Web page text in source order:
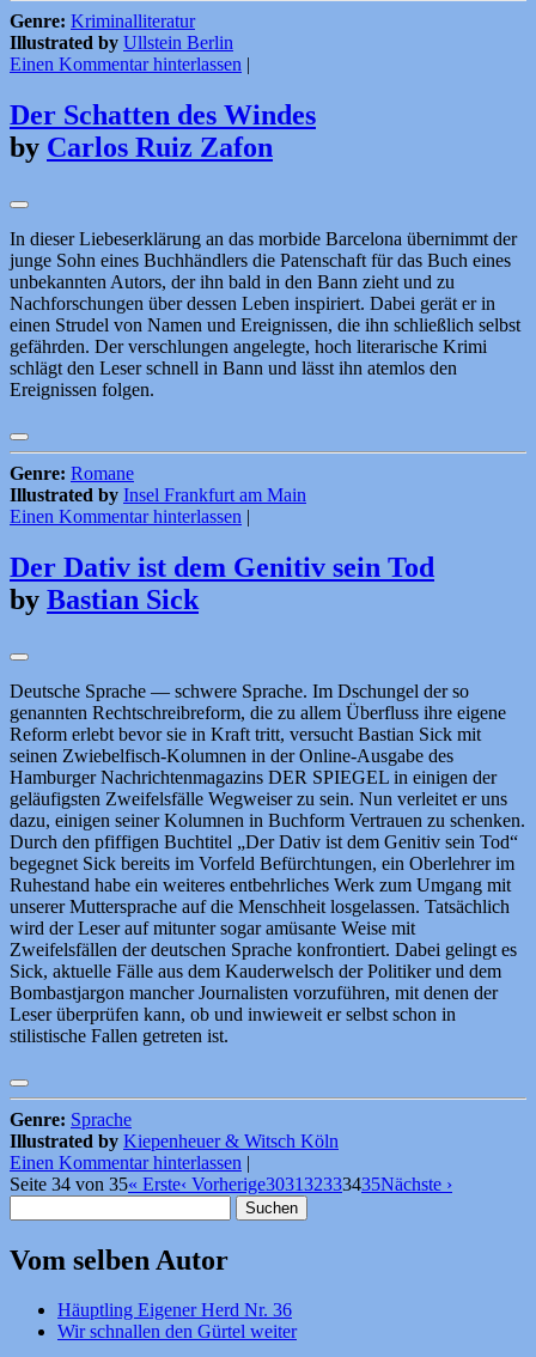
Genre: Kriminalliteratur
Illustrated by Ullstein Berlin
Einen Kommentar hinterlassen |
Der Schatten des Windes
by Carlos Ruiz Zafon
In dieser Liebeserklärung an das morbide Barcelona übernimmt der
junge Sohn eines Buchhändlers die Patenschaft für das Buch eines
unbekannten Autors, der ihn bald in den Bann zieht und zu
Nachforschungen über dessen Leben inspiriert. Dabei gerät er in
einen Strudel von Namen und Ereignissen, die ihn schließlich selbst
gefährden. Der verschlungen angelegte, hoch literarische Krimi
schlägt den Leser schnell in Bann und lässt ihn atemlos den
Ereignissen folgen.
Genre: Romane
Illustrated by Insel Frankfurt am Main
Einen Kommentar hinterlassen |
Der Dativ ist dem Genitiv sein Tod
by Bastian Sick
Deutsche Sprache — schwere Sprache. Im Dschungel der so
genannten Rechtschreibreform, die zu allem Überfluss ihre eigene
Reform erlebt bevor sie in Kraft tritt, versucht Bastian Sick mit
seinen Zwiebelfisch-Kolumnen in der Online-Ausgabe des
Hamburger Nachrichtenmagazins DER SPIEGEL in einigen der
geläufigsten Zweifelsfälle Wegweiser zu sein. Nun verleitet er uns
dazu, einigen seiner Kolumnen in Buchform Vertrauen zu schenken.
Durch den pfiffigen Buchtitel „Der Dativ ist dem Genitiv sein Tod“
begegnet Sick bereits im Vorfeld Befürchtungen, ein Oberlehrer im
Ruhestand habe ein weiteres entbehrliches Werk zum Umgang mit
unserer Muttersprache auf die Menschheit losgelassen. Tatsächlich
wird der Leser auf mitunter sogar amüsante Weise mit
Zweifelsfällen der deutschen Sprache konfrontiert. Dabei gelingt es
Sick, aktuelle Fälle aus dem Kauderwelsch der Politiker und dem
Bombastjargon mancher Journalisten vorzuführen, mit denen der
Leser überprüfen kann, ob und inwieweit er selbst schon in
stilistische Fallen getreten ist.
Genre: Sprache
Illustrated by Kiepenheuer & Witsch Köln
Einen Kommentar hinterlassen |
Seite 34 von 35« Erste‹ Vorherige303132333435Nächste ›
nach:
Vom selben Autor
Häuptling Eigener Herd Nr. 36
Wir schnallen den Gürtel weiter